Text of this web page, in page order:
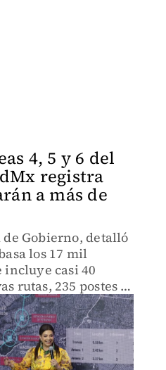
4, 5 y 6 del
registra
a más de
Gobierno, detalló
los 17 mil
incluye casi 40
rutas, 235 postes y